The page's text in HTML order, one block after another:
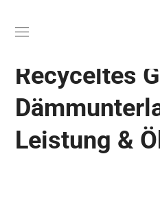
AKUSTIKGUMMIROLLEN
Recyceltes
Leistung &